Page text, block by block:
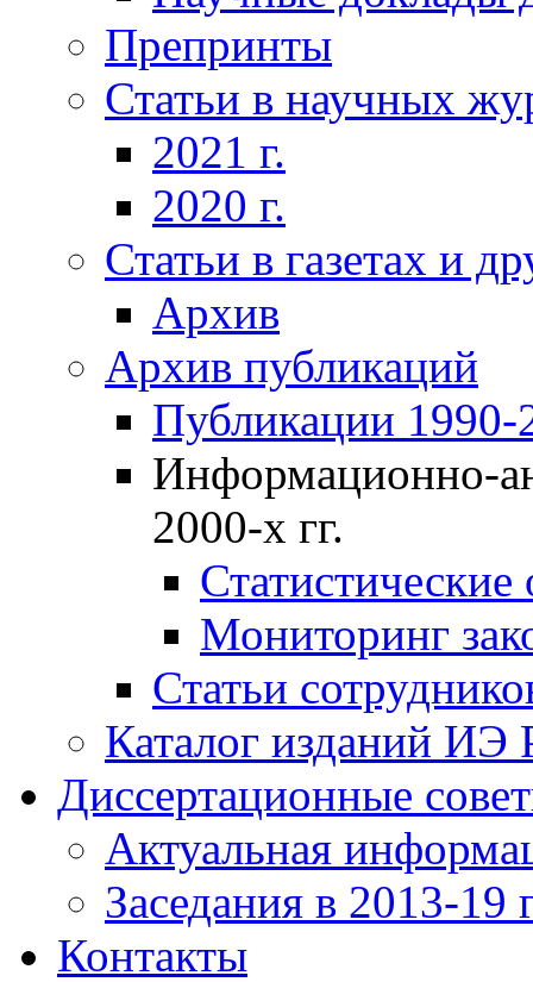
Препринты
Статьи в научных
2021 г.
2020 г.
Статьи в газетах и
Архив
Архив публикаций
Публикации 1990-
Информационно-
2000-х гг.
Мониторинг
Статьи
Каталог изданий ИЭ
Диссертационные
Актуальная
Заседания в 2013-19
Контакты